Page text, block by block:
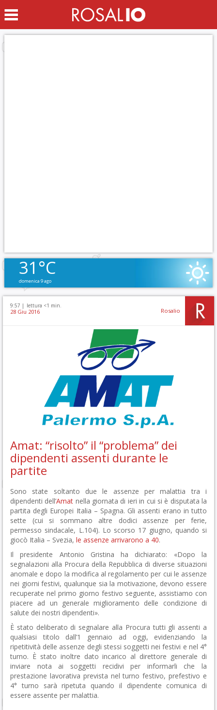
31°C
domenica 9 ago
9:57 | lettura <1 min.
28 Giu 2016 Rosalio
Amat: “risolto” il “problema” dei
dipendenti assenti durante le
partite
Sono state soltanto due le assenze per malattia tra i
dipendenti dell’Amat nella giornata di ieri in cui si è disputata la
partita degli Europei Italia – Spagna. Gli assenti erano in tutto
sette (cui si sommano altre dodici assenze per ferie,
permesso sindacale, L.104). Lo scorso 17 giugno, quando si
giocò Italia – Svezia, le assenze arrivarono a 40.
Il presidente Antonio Gristina ha dichiarato: «Dopo la
segnalazioni alla Procura della Repubblica di diverse situazioni
anomale e dopo la modifica al regolamento per cui le assenze
nei giorni festivi, qualunque sia la motivazione, devono essere
recuperate nel primo giorno festivo seguente, assistiamo con
piacere ad un generale miglioramento delle condizione di
salute dei nostri dipendenti».
È stato deliberato di segnalare alla Procura tutti gli assenti a
qualsiasi titolo dall’1 gennaio ad oggi, evidenziando la
ripetitività delle assenze degli stessi soggetti nei festivi e nel 4°
turno. È stato inoltre dato incarico al direttore generale di
inviare nota ai soggetti recidivi per informarli che la
prestazione lavorativa prevista nel turno festivo, prefestivo e
4° turno sarà ripetuta quando il dipendente comunica di
essere assente per malattia.